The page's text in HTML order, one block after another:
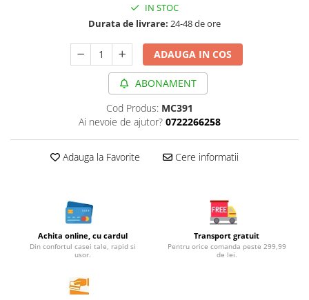
Conserve, Pateuri, creme
Leguminoase si seminte
Fermenti si gelifianti
Produse din soia
Sare si inlocuitori
Terci bio
IN STOC
Durata de livrare: 24-48 de ore
ADAUGA IN COS
ABONAMENT
Cod Produs: MC391
Ai nevoie de ajutor? 0722266258
Adauga la Favorite Cere informatii
Achita online, cu cardul
Din confortul casei tale, rapid si
usor.
Transport gratuit
Pentru orice comanda peste 299,99
de lei.